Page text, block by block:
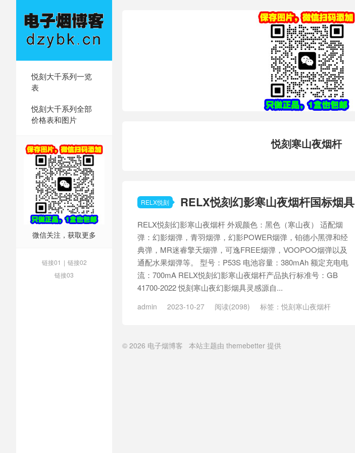
悦刻大千系列一览
表
悦刻大千系列全部
价格表和图片
微信关注，获取更多
链接01 | 链接02
链接03
悦刻寒山夜烟杆
RELX悦刻 RELX悦刻幻影寒山夜烟杆国标烟具
RELX悦刻幻影寒山夜烟杆 外观颜色：黑色（寒山夜） 适配烟
弹：幻影烟弹，青羽烟弹，幻影POWER烟弹，铂德小黑弹和经
典弹，MR迷睿擎天烟弹，可逸FREE烟弹，VOOPOO烟弹以及
通配水果烟弹等。 型号：P53S 电池容量：380mAh 额定充电电
流：700mA RELX悦刻幻影寒山夜烟杆产品执行标准号：GB
41700-2022 悦刻寒山夜幻影烟具灵感源自...
admin 2023-10-27 阅读(2098) 标签：悦刻寒山夜烟杆
© 2026 电子烟博客 本站主题由 themebetter 提供